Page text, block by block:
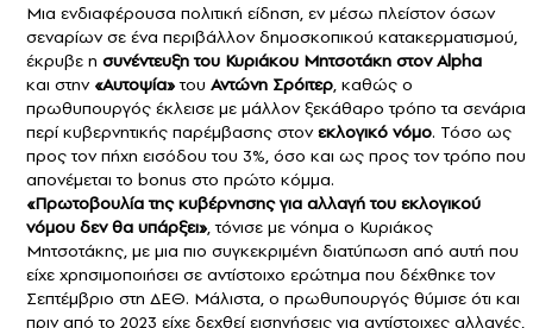
Μια ενδιαφέρουσα πολιτική είδηση, εν μέσω πλείστον όσων
σεναρίων σε ένα περιβάλλον δημοσκοπικού κατακερματισμού,
έκρυβε η συνέντευξη του Κυριάκου Μητσοτάκη στον Alpha
και στην «Αυτοψία»του Αντώνη Σρόιτερ, καθώς ο
πρωθυπουργός έκλεισε με μάλλον ξεκάθαρο τρόπο τα σενάρια
περί κυβερνητικής παρέμβασης στονεκλογικό νόμο. Τόσο ως
προς τον πήχη εισόδου του 3%, όσο και ως προς τον τρόπο που
απονέμεται το bonus στο πρώτο κόμμα.
«Πρωτοβουλία της κυβέρνησης για αλλαγή του εκλογικού
νόμου δεν θα υπάρξει», τόνισε με νόημα ο Κυριάκος
Μητσοτάκης, με μια πιο συγκεκριμένη διατύπωση από αυτή που
είχε χρησιμοποιήσει σε αντίστοιχο ερώτημα που δέχθηκε τον
Σεπτέμβριο στη ΔΕΘ. Μάλιστα, ο πρωθυπουργός θύμισε ότι και
πριν από το 2023 είχε δεχθεί εισηγήσεις για αντίστοιχες αλλαγές,